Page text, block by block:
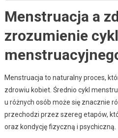
Menstruacja a
zrozumienie
Menstruacja to naturalny proces,
zdrowiu kobiet. Średnio cykl
u różnych osób może się znacznie
przechodzi przez szereg etapów,
oraz kondycję fizyczną i psychiczną.